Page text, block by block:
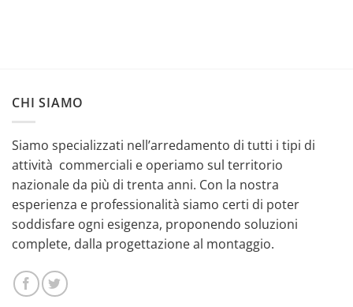
CHI SIAMO
Siamo specializzati nell’arredamento di tutti i tipi di
attività commerciali e operiamo sul territorio
nazionale da più di trenta anni. Con la nostra
esperienza e professionalità siamo certi di poter
soddisfare ogni esigenza, proponendo soluzioni
complete, dalla progettazione al montaggio.